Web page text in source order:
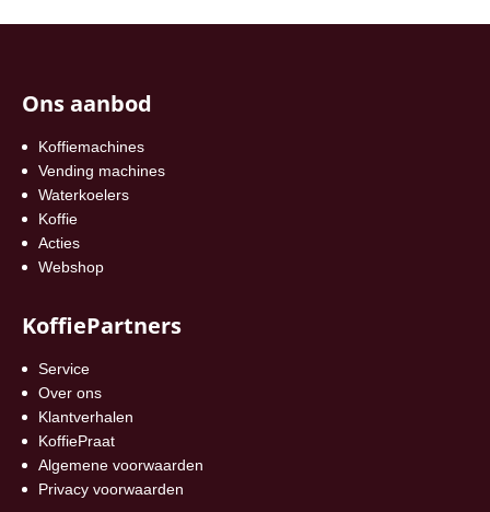
Ons aanbod
Koffiemachines
Vending machines
Waterkoelers
Koffie
Acties
Webshop
KoffiePartners
Service
Over ons
Klantverhalen
KoffiePraat
Algemene voorwaarden
Privacy voorwaarden